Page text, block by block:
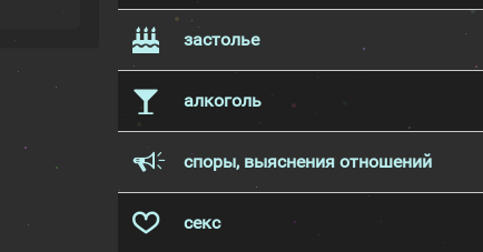
застолье
алкоголь
споры, выяснения отношений
секс